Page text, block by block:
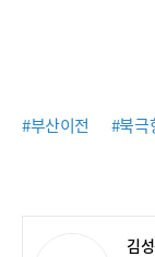
#부산이전 #북극
김